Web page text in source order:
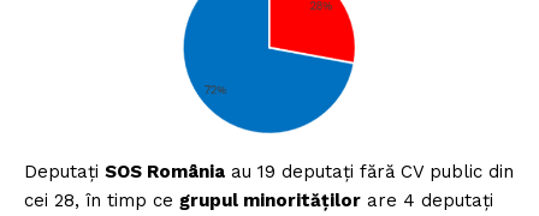
Deputați SOS România au 19 deputați fără CV public din
cei 28, în timp ce grupul minorităților are 4 deputați